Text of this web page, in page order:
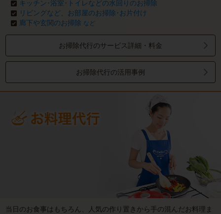
キッチン･浴室･トイレなどの水回りのお掃除
リビングなど、お部屋のお掃除･お片付け
廊下や玄関のお掃除 など
お掃除代行のサービス詳細・料金
お掃除代行の活用事例
当日のお食事はもちろん、人気の作り置きから手の混んだお料理ま